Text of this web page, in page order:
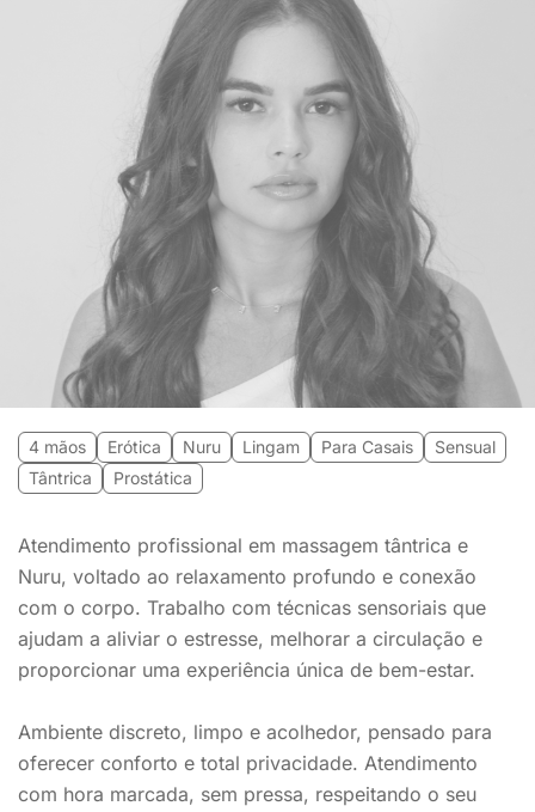
4 mãos Erótica Nuru Lingam Para Casais
Sensual
Tântrica
Prostática
Atendimento profissional em massagem tântrica e
Nuru, voltado ao relaxamento profundo e conexão
com o corpo. Trabalho com técnicas sensoriais que
ajudam a aliviar o estresse, melhorar a circulação e
proporcionar uma experiência única de bem-estar.
Ambiente discreto, limpo e acolhedor, pensado para
oferecer conforto e total privacidade. Atendimento
com hora marcada, sem pressa, respeitando o seu